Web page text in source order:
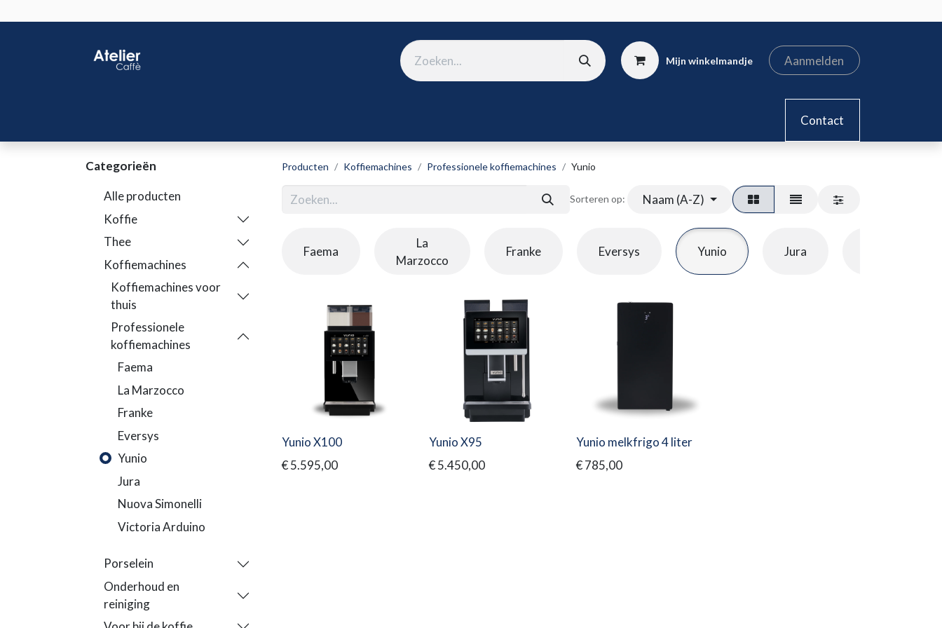
Mijn winkelmandje Aanmelden
Contact
Categorieën
Alle producten
Koffie
Thee
Koffiemachines
Koffiemachines voor
thuis
Professionele
koffiemachines
Faema
La Marzocco
Franke
Eversys
Yunio
Jura
Nuova Simonelli
Victoria Arduino
Porselein
Onderhoud en
reiniging
Producten Koffiemachines Professionele koffiemachines Yunio
Sorteren op: Naam (A-Z)
Faema
La
Marzocco
Franke Eversys Yunio Jura
Yunio X100
€5.595,00
Yunio X95
€5.450,00
Yunio melkfrigo 4 liter
€785,00